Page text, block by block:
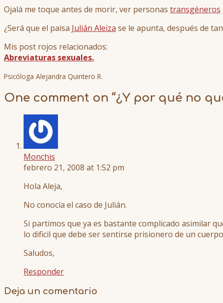
Ojalá me toque antes de morir, ver personas transgéneros
¿Será que el paisa Julián Aleiza se le apunta, después de
Mis post rojos relacionados:
Abreviaturas sexuales.
Psicóloga Alejandra Quintero R.
One comment on “¿Y por qué no
Monchis
febrero 21, 2008 at 1:52 pm
Hola Aleja,
No conocía el caso de Julián.
Si partimos que ya es bastante complicado asimilar
lo dificil que debe ser sentirse prisionero de un
Saludos,
Responder
Deja un comentario